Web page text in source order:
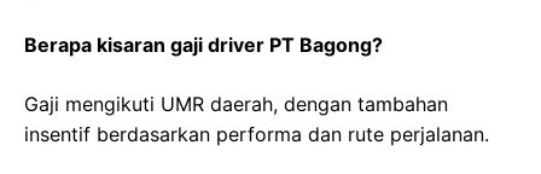
Berapa kisaran gaji driver PT Bagong?
Gaji mengikuti UMR daerah, dengan tambahan
insentif berdasarkan performa dan rute perjalanan.